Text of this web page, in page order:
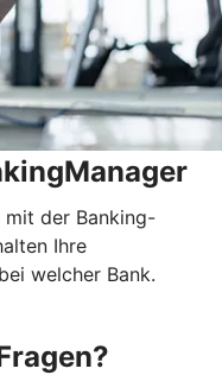
mit der Banking-
Ihre
welcher Bank.